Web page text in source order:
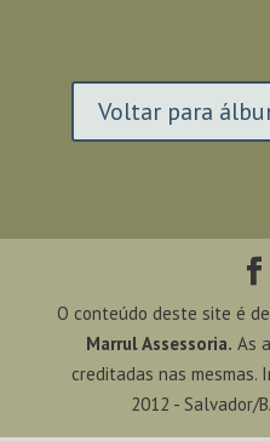
Voltar para
O conteúdo deste site é
Marrul Assessoria. As
creditadas nas mesmas.
2012 - Salvador/